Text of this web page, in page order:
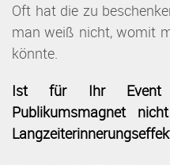
Oft hat die zu
man weiß nicht, womit
könnte.
Ist für Ihr Event
Publikumsmagnet